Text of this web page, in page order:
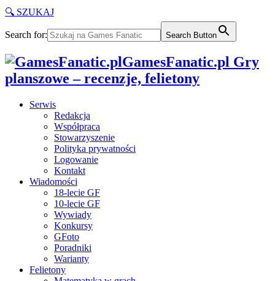
🔍 SZUKAJ
Search for: Search Button
GamesFanatic.pl Gry
planszowe – recenzje, felietony
Serwis
Redakcja
Współpraca
Stowarzyszenie
Polityka prywatności
Logowanie
Kontakt
Wiadomości
18-lecie GF
10-lecie GF
Wywiady
Konkursy
GFoto
Poradniki
Warianty
Felietony